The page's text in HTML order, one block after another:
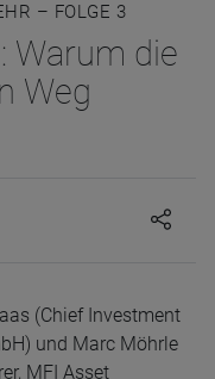
– FOLGE 3
Warum die
Weg
(Chief Investment
und Marc Möhrle
MFI Asset